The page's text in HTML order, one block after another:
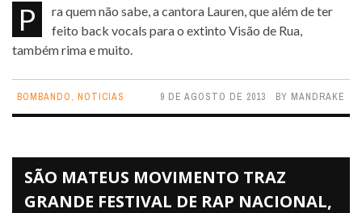
Pra quem não sabe, a cantora Lauren, que além de ter
feito back vocals para o extinto Visão de Rua,
também rima e muito.
BOMBANDO, NOTICIAS 9 DE AGOSTO DE 2013 BY MANDRAKE
SÃO MATEUS MOVIMENTO TRAZ
GRANDE FESTIVAL DE RAP NACIONAL,